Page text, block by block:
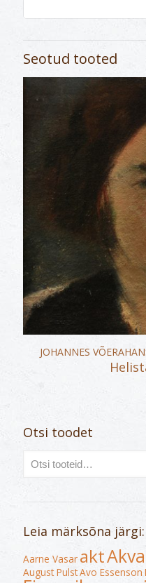
Seotud tooted
JOHANNES
Otsi toodet
Leia märksõna järgi:
Aarne Vasar akt
August PulstAvo Essenson